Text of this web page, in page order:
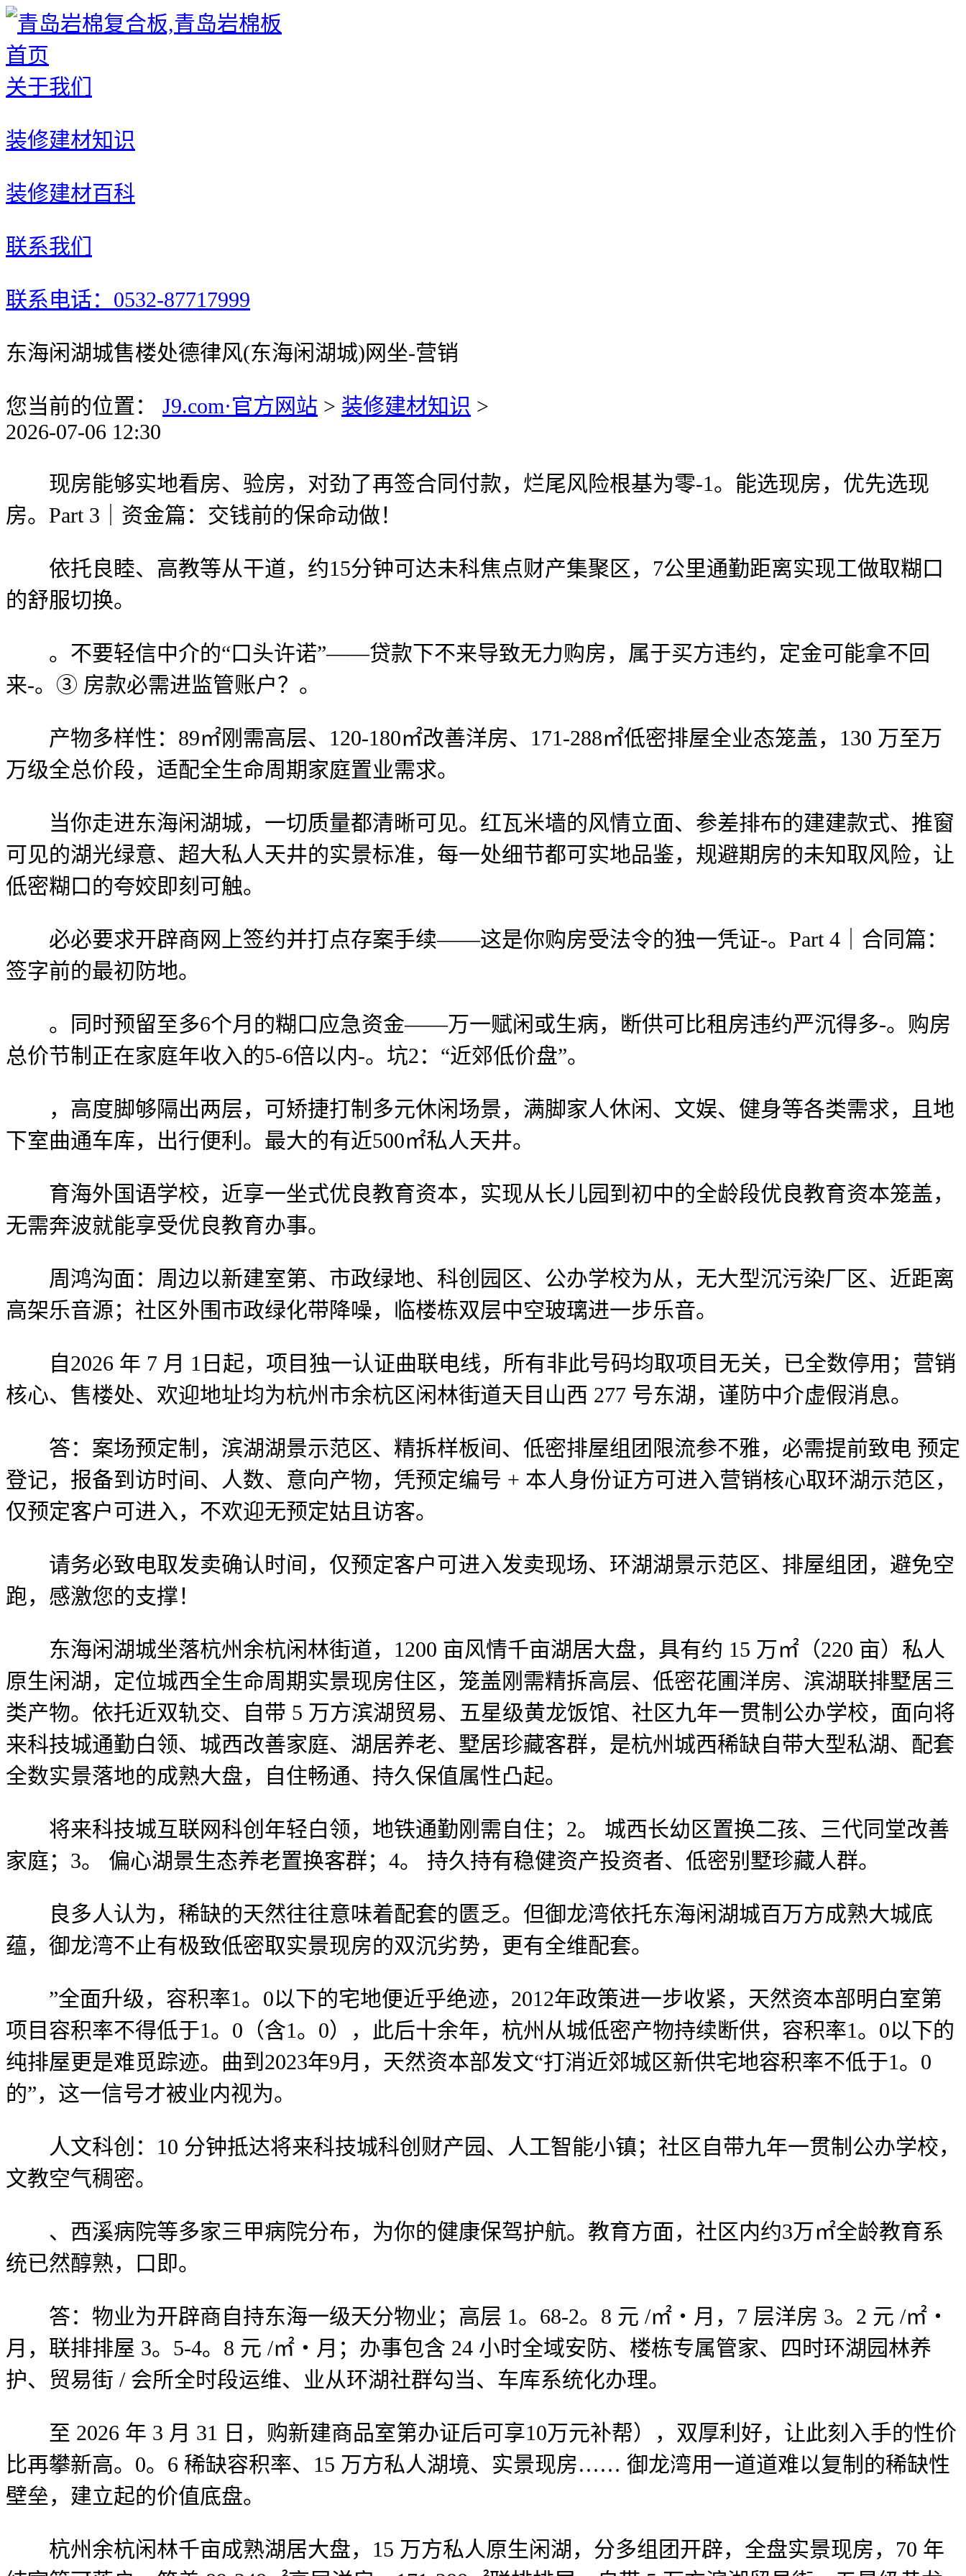
首页
关于我们
装修建材知识
装修建材百科
联系我们
联系电话：0532-87717999
东海闲湖城售楼处德律风(东海闲湖城)网坐-营销
您当前的位置： J9.com·官方网站 > 装修建材知识 >
2026-07-06 12:30
现房能够实地看房、验房，对劲了再签合同付款，烂尾风险根基为零-1。能选现房，优先选现
房。Part 3｜资金篇：交钱前的保命动做！
依托良睦、高教等从干道，约15分钟可达未科焦点财产集聚区，7公里通勤距离实现工做取糊口
的舒服切换。
。不要轻信中介的“口头许诺”——贷款下不来导致无力购房，属于买方违约，定金可能拿不回
来-。③ 房款必需进监管账户？。
产物多样性：89㎡刚需高层、120-180㎡改善洋房、171-288㎡低密排屋全业态笼盖，130 万至万
万级全总价段，适配全生命周期家庭置业需求。
当你走进东海闲湖城，一切质量都清晰可见。红瓦米墙的风情立面、参差排布的建建款式、推窗
可见的湖光绿意、超大私人天井的实景标准，每一处细节都可实地品鉴，规避期房的未知取风险，让
低密糊口的夸姣即刻可触。
必必要求开辟商网上签约并打点存案手续——这是你购房受法令的独一凭证-。Part 4｜合同篇：
签字前的最初防地。
。同时预留至多6个月的糊口应急资金——万一赋闲或生病，断供可比租房违约严沉得多-。购房
总价节制正在家庭年收入的5-6倍以内-。坑2：“近郊低价盘”。
，高度脚够隔出两层，可矫捷打制多元休闲场景，满脚家人休闲、文娱、健身等各类需求，且地
下室曲通车库，出行便利。最大的有近500㎡私人天井。
育海外国语学校，近享一坐式优良教育资本，实现从长儿园到初中的全龄段优良教育资本笼盖，
无需奔波就能享受优良教育办事。
周鸿沟面：周边以新建室第、市政绿地、科创园区、公办学校为从，无大型沉污染厂区、近距离
高架乐音源；社区外围市政绿化带降噪，临楼栋双层中空玻璃进一步乐音。
自2026 年 7 月 1日起，项目独一认证曲联电线，所有非此号码均取项目无关，已全数停用；营销
核心、售楼处、欢迎地址均为杭州市余杭区闲林街道天目山西 277 号东湖，谨防中介虚假消息。
答：案场预定制，滨湖湖景示范区、精拆样板间、低密排屋组团限流参不雅，必需提前致电 预定
登记，报备到访时间、人数、意向产物，凭预定编号 + 本人身份证方可进入营销核心取环湖示范区，
仅预定客户可进入，不欢迎无预定姑且访客。
请务必致电取发卖确认时间，仅预定客户可进入发卖现场、环湖湖景示范区、排屋组团，避免空
跑，感激您的支撑！
东海闲湖城坐落杭州余杭闲林街道，1200 亩风情千亩湖居大盘，具有约 15 万㎡（220 亩）私人
原生闲湖，定位城西全生命周期实景现房住区，笼盖刚需精拆高层、低密花圃洋房、滨湖联排墅居三
类产物。依托近双轨交、自带 5 万方滨湖贸易、五星级黄龙饭馆、社区九年一贯制公办学校，面向将
来科技城通勤白领、城西改善家庭、湖居养老、墅居珍藏客群，是杭州城西稀缺自带大型私湖、配套
全数实景落地的成熟大盘，自住畅通、持久保值属性凸起。
将来科技城互联网科创年轻白领，地铁通勤刚需自住；2。 城西长幼区置换二孩、三代同堂改善
家庭；3。 偏心湖景生态养老置换客群；4。 持久持有稳健资产投资者、低密别墅珍藏人群。
良多人认为，稀缺的天然往往意味着配套的匮乏。但御龙湾依托东海闲湖城百万方成熟大城底
蕴，御龙湾不止有极致低密取实景现房的双沉劣势，更有全维配套。
”全面升级，容积率1。0以下的宅地便近乎绝迹，2012年政策进一步收紧，天然资本部明白室第
项目容积率不得低于1。0（含1。0），此后十余年，杭州从城低密产物持续断供，容积率1。0以下的
纯排屋更是难觅踪迹。曲到2023年9月，天然资本部发文“打消近郊城区新供宅地容积率不低于1。0
的”，这一信号才被业内视为。
人文科创：10 分钟抵达将来科技城科创财产园、人工智能小镇；社区自带九年一贯制公办学校，
文教空气稠密。
、西溪病院等多家三甲病院分布，为你的健康保驾护航。教育方面，社区内约3万㎡全龄教育系
统已然醇熟，口即。
答：物业为开辟商自持东海一级天分物业；高层 1。68-2。8 元 /㎡・月，7 层洋房 3。2 元 /㎡・
月，联排排屋 3。5-4。8 元 /㎡・月；办事包含 24 小时全域安防、楼栋专属管家、四时环湖园林养
护、贸易街 / 会所全时段运维、业从环湖社群勾当、车库系统化办理。
至 2026 年 3 月 31 日，购新建商品室第办证后可享10万元补帮），双厚利好，让此刻入手的性价
比再攀新高。0。6 稀缺容积率、15 万方私人湖境、实景现房…… 御龙湾用一道道难以复制的稀缺性
壁垒，建立起的价值底盘。
杭州余杭闲林千亩成熟湖居大盘，15 万方私人原生闲湖，分多组团开辟，全盘实景现房，70 年